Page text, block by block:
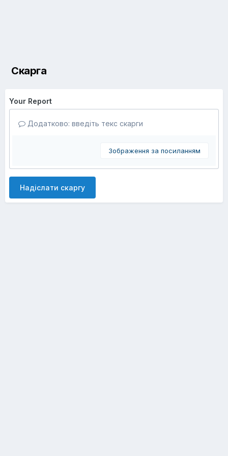
Скарга
Your Report
Додатково: введіть текс скарги
Зображення за посиланням
Надіслати скаргу